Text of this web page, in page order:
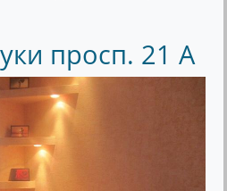
просп. 21 А